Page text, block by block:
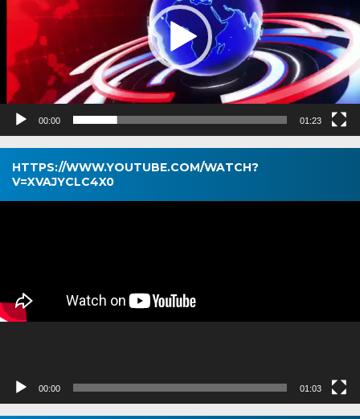
00:00 01:23
HTTPS://WWW.YOUTUBE.COM/WATCH?
V=XVAJYCLC4X0
Pemutar
00:00 01:03